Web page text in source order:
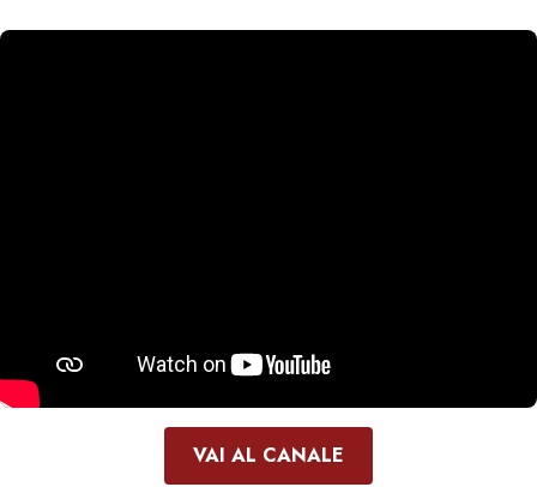
VAI AL CANALE